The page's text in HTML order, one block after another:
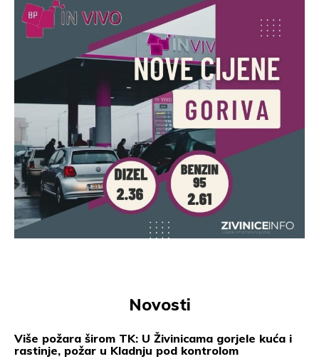
Novosti
Više požara širom TK: U Živinicama gorjele kuća i
rastinje, požar u Kladnju pod kontrolom